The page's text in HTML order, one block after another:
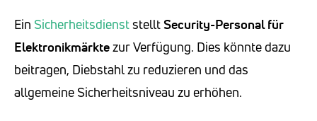
Ein SicherheitsdienststelltSecurity-Personal für
Elektronikmärktezur Verfügung. Dies könnte dazu
beitragen, Diebstahl zu reduzieren und das
allgemeine Sicherheitsniveau zu erhöhen.